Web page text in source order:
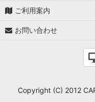
ご利用案内
お問い合わせ
Copyright (C) 2012